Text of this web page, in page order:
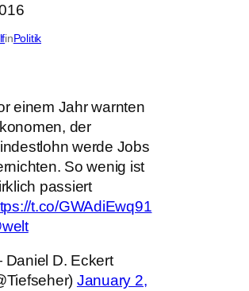
inPolitik
einem Jahr warnten
der
werde Jobs
So wenig ist
passiert
t.co/GWAdiEwq91
D. Eckert
January 2,